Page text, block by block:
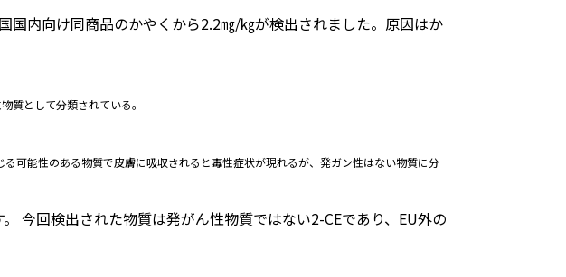
国内向け同商品のかやくから2.2㎎/㎏が検出されました。原因はか
質として分類されている。
可能性のある物質で皮膚に吸収されると毒性症状が現れるが、発ガン性はない物質に分
今回検出された物質は発がん性物質ではない2-CEであり、EU外の